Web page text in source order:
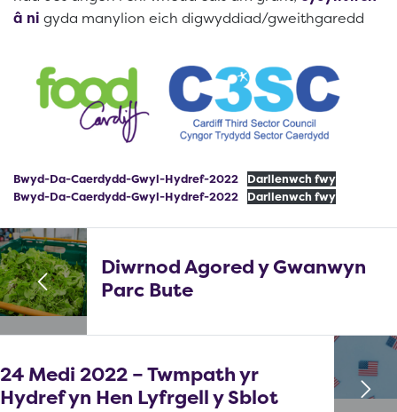
â ni gyda manylion eich digwyddiad/gweithgaredd
Bwyd-Da-Caerdydd-Gwyl-Hydref-2022
Darllenwch fwy
Bwyd-Da-Caerdydd-Gwyl-Hydref-2022
Darllenwch fwy
Diwrnod Agored y Gwanwyn
Parc Bute
24 Medi 2022 – Twmpath yr
Hydref yn Hen Lyfrgell y Sblot